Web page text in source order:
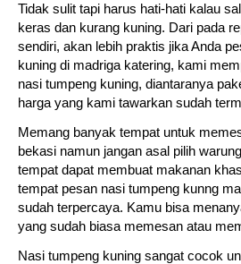
Tidak sulit tapi harus hati-hati kalau
keras dan kurang kuning. Dari pada
sendiri, akan lebih praktis jika Anda
kuning di madriga katering, kami
nasi tumpeng kuning, diantaranya
harga yang kami tawarkan sudah
Memang banyak tempat untuk
bekasi namun jangan asal pilih
tempat dapat membuat makanan
tempat pesan nasi tumpeng kunng
sudah terpercaya. Kamu bisa
yang sudah biasa memesan atau
Nasi tumpeng kuning sangat cocok